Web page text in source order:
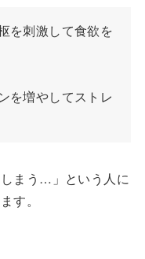
を刺激して食欲を
を増やしてストレ
しまう…」という人に
す。